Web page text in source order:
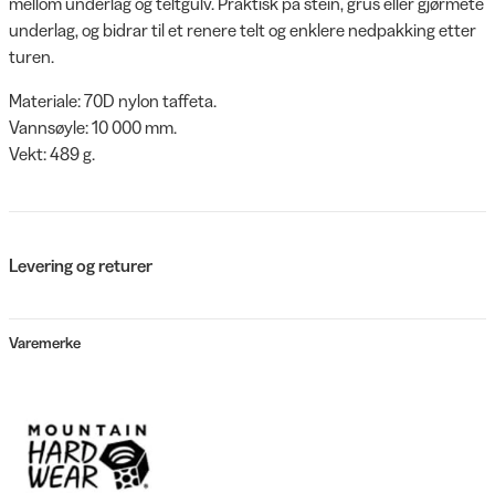
underlag, og bidrar til et renere telt og enklere nedpakking etter
turen.
Materiale: 70D nylon taffeta.
Vannsøyle: 10 000 mm.
Vekt: 489 g.
Levering og returer
Varemerke